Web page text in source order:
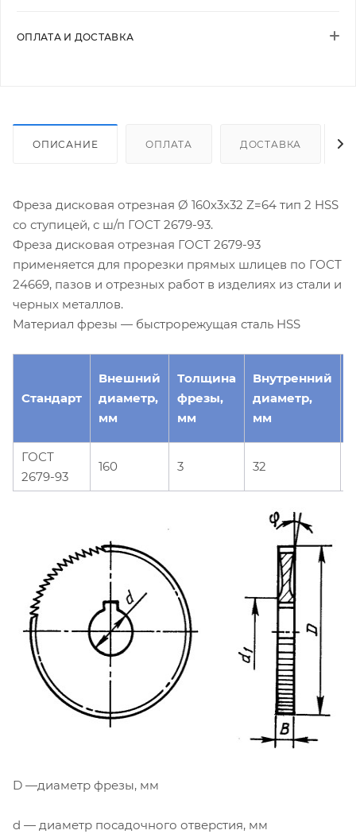
ОПЛАТА И ДОСТАВКА
ОПИСАНИЕ ОПЛАТА ДОСТАВКА
Фреза дисковая отрезная Ø 160х3х32 Z=64 тип 2 HSS
со ступицей, с ш/п ГОСТ 2679-93.
Фреза дисковая отрезная ГОСТ 2679-93
применяется для прорезки прямых шлицев по ГОСТ
24669, пазов и отрезных работ в изделиях из стали и
черных металлов.
Материал фрезы — быстрорежущая сталь HSS
Стандарт
Внешний
диаметр,
мм
Толщина
фрезы,
мм
Внутренний
диаметр,
мм
ГОСТ
2679-93
160 3 32
D —диаметр фрезы, мм
d — диаметр посадочного отверстия, мм